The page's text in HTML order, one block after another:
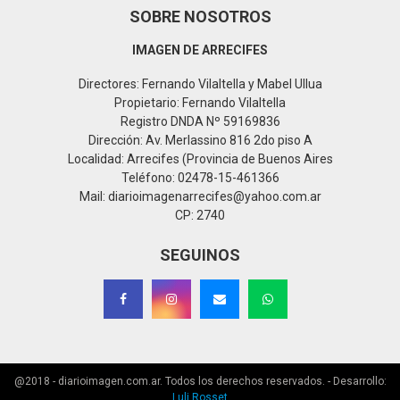
SOBRE NOSOTROS
IMAGEN DE ARRECIFES
Directores: Fernando Vilaltella y Mabel Ullua
Propietario: Fernando Vilaltella
Registro DNDA Nº 59169836
Dirección: Av. Merlassino 816 2do piso A
Localidad: Arrecifes (Provincia de Buenos Aires
Teléfono: 02478-15-461366
Mail: diarioimagenarrecifes@yahoo.com.ar
CP: 2740
SEGUINOS
@2018 - diarioimagen.com.ar. Todos los derechos reservados. - Desarrollo:
Luli Rosset